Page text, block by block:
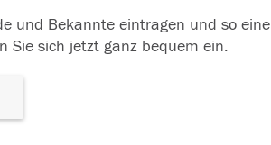
und Bekannte eintragen und so eine
Sie sich jetzt ganz bequem ein.